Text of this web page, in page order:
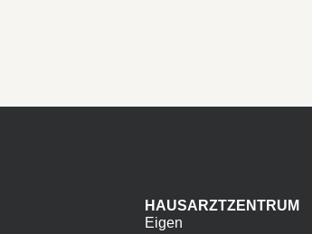
HAUSARZTZENTRUM
Eigen